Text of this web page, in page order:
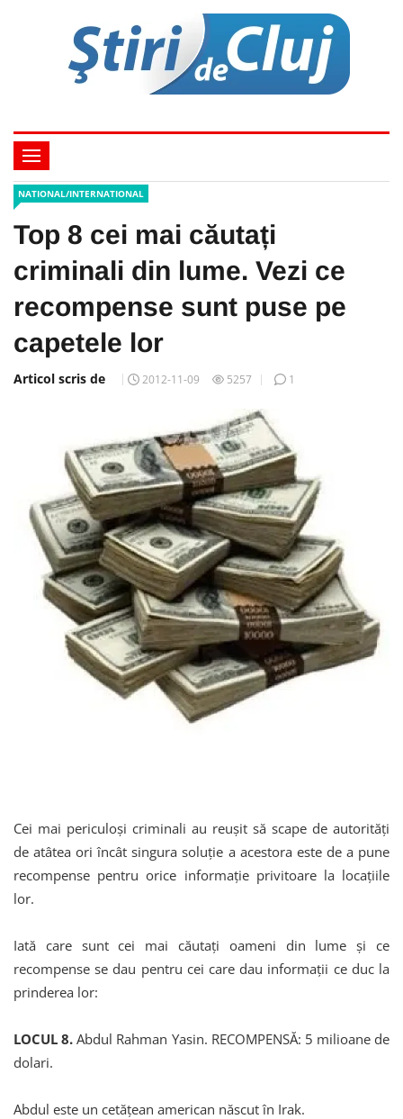
NATIONAL/INTERNATIONAL
Top 8 cei mai căutați
criminali din lume. Vezi ce
recompense sunt puse pe
capetele lor
Articol scris de 2012-11-09 5257 1
Cei mai periculoși criminali au reușit să scape de autorități
de atâtea ori încât singura soluție a acestora este de a pune
recompense pentru orice informație privitoare la locațiile
lor.
Iată care sunt cei mai căutați oameni din lume și ce
recompense se dau pentru cei care dau informații ce duc la
prinderea lor:
LOCUL 8. Abdul Rahman Yasin. RECOMPENSĂ: 5 milioane de
dolari.
Abdul este un cetățean american născut în Irak.